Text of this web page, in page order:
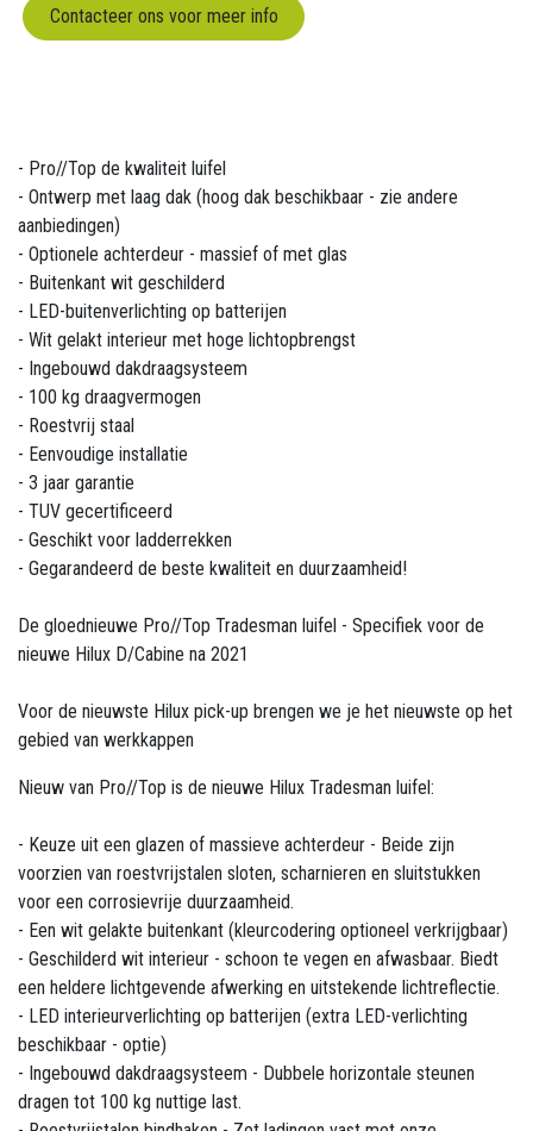
Contacteer ons voor meer info
- Pro//Top de kwaliteit luifel
- Ontwerp met laag dak (hoog dak beschikbaar - zie andere
aanbiedingen)
- Optionele achterdeur - massief of met glas
- Buitenkant wit geschilderd
- LED-buitenverlichting op batterijen
- Wit gelakt interieur met hoge lichtopbrengst
- Ingebouwd dakdraagsysteem
- 100 kg draagvermogen
- Roestvrij staal
- Eenvoudige installatie
- 3 jaar garantie
- TUV gecertificeerd
- Geschikt voor ladderrekken
- Gegarandeerd de beste kwaliteit en duurzaamheid!
De gloednieuwe Pro//Top Tradesman luifel - Specifiek voor de
nieuwe Hilux D/Cabine na 2021
Voor de nieuwste Hilux pick-up brengen we je het nieuwste op het
gebied van werkkappen
Nieuw van Pro//Top is de nieuwe Hilux Tradesman luifel:
- Keuze uit een glazen of massieve achterdeur - Beide zijn
voorzien van roestvrijstalen sloten, scharnieren en sluitstukken
voor een corrosievrije duurzaamheid.
- Een wit gelakte buitenkant (kleurcodering optioneel verkrijgbaar)
- Geschilderd wit interieur - schoon te vegen en afwasbaar. Biedt
een heldere lichtgevende afwerking en uitstekende lichtreflectie.
- LED interieurverlichting op batterijen (extra LED-verlichting
beschikbaar - optie)
- Ingebouwd dakdraagsysteem - Dubbele horizontale steunen
dragen tot 100 kg nuttige last.